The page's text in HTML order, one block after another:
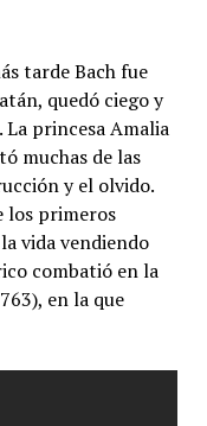
tarde Bach fue
quedó ciego y
La princesa Amalia
muchas de las
y el olvido.
los primeros
vida vendiendo
combatió en la
en la que